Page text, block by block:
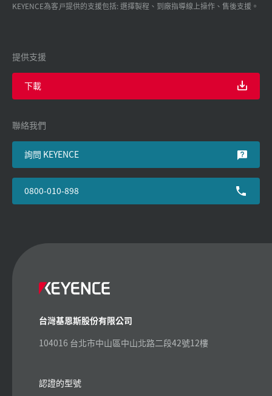
KEYENCE為客戸提供的支援包括: 選擇製程、到廠指導線上操作、售後支援。
提供支援
下載
聯絡我們
詢問 KEYENCE
0800-010-898
台灣基恩斯股份有限公司
104016 台北市中山區中山北路二段42號12樓
認證的型號